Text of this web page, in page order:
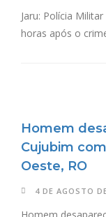
Jaru: Polícia
horas após o
Homem
Cujubim
Oeste, RO
4 DE AGOSTO